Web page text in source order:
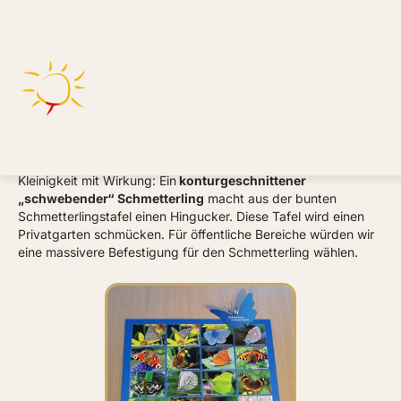
Schmetterlinge im Garten
Kleinigkeit mit Wirkung: Einkonturgeschnittener
„schwebender“ Schmetterling macht aus der bunten
Schmetterlingstafel einen Hingucker. Diese Tafel wird einen
Privatgarten schmücken. Für öffentliche Bereiche würden wir
eine massivere Befestigung für den Schmetterling wählen.